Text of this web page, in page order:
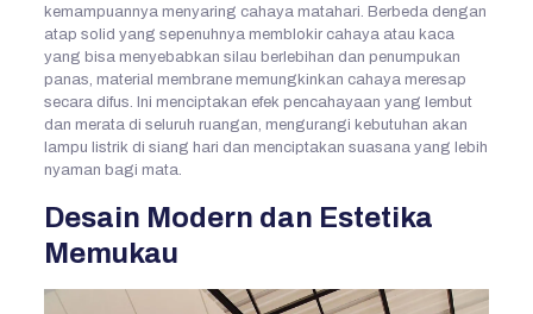
kemampuannya menyaring cahaya matahari. Berbeda dengan
atap solid yang sepenuhnya memblokir cahaya atau kaca
yang bisa menyebabkan silau berlebihan dan penumpukan
panas, material membrane memungkinkan cahaya meresap
secara difus. Ini menciptakan efek pencahayaan yang lembut
dan merata di seluruh ruangan, mengurangi kebutuhan akan
lampu listrik di siang hari dan menciptakan suasana yang lebih
nyaman bagi mata.
Desain Modern dan Estetika
Memukau